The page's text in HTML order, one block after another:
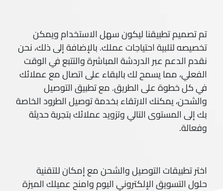
تم تصميم تطبيقنا ليكون سهل الاستخدام ويمكن
تخصيصه لتلبية احتياجات عملك. بالإضافة إلى ذلك، نحن
نقدم الدعم عبر الدردشة المباشرة والتتبع في الوقت
الفعلي، مما يسمح لك بالبقاء على اتصال مع عملائك
في كل خطوة على الطريق. مع تطبيق التوصيل
والشحن، يمكنك الارتقاء بخدمة توصيل الطرود الخاصة
بك إلى المستوى التالي وتزويد عملائك بتجربة حديثة
وفعالة.
اختر تطبيقات التوصيل والشحن مع إمكان للتقنية
حلول التسويق الإلكتروني اليوم وامنح عميلك الميزة